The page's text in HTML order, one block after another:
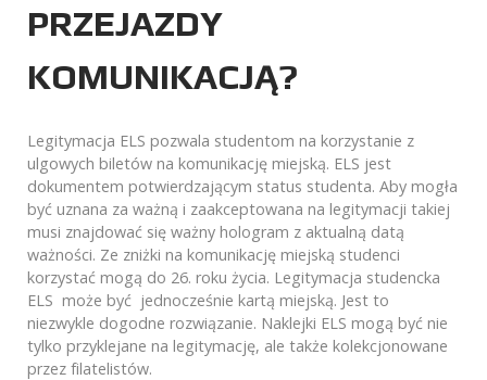
PRZEJAZDY
KOMUNIKACJĄ?
Legitymacja ELS pozwala studentom na korzystanie z
ulgowych biletów na komunikację miejską. ELS jest
dokumentem potwierdzającym status studenta. Aby mogła
być uznana za ważną i zaakceptowana na legitymacji takiej
musi znajdować się ważny hologram z aktualną datą
ważności. Ze zniżki na komunikację miejską studenci
korzystać mogą do 26. roku życia. Legitymacja studencka
ELS może być jednocześnie kartą miejską. Jest to
niezwykle dogodne rozwiązanie. Naklejki ELS mogą być nie
tylko przyklejane na legitymację, ale także kolekcjonowane
przez filatelistów.